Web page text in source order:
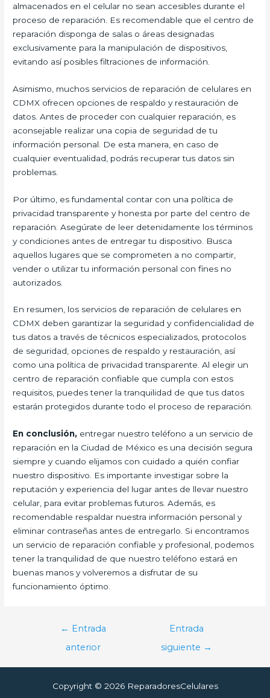
almacenados en el celular no sean accesibles durante el
proceso de reparación. Es recomendable que el centro de
reparación disponga de salas o áreas designadas
exclusivamente para la manipulación de dispositivos,
evitando así posibles filtraciones de información.
Asimismo, muchos servicios de reparación de celulares en
CDMX ofrecen opciones de respaldo y restauración de
datos. Antes de proceder con cualquier reparación, es
aconsejable realizar una copia de seguridad de tu
información personal. De esta manera, en caso de
cualquier eventualidad, podrás recuperar tus datos sin
problemas.
Por último, es fundamental contar con una política de
privacidad transparente y honesta por parte del centro de
reparación. Asegúrate de leer detenidamente los términos
y condiciones antes de entregar tu dispositivo. Busca
aquellos lugares que se comprometen a no compartir,
vender o utilizar tu información personal con fines no
autorizados.
En resumen, los servicios de reparación de celulares en
CDMX deben garantizar la seguridad y confidencialidad de
tus datos a través de técnicos especializados, protocolos
de seguridad, opciones de respaldo y restauración, así
como una política de privacidad transparente. Al elegir un
centro de reparación confiable que cumpla con estos
requisitos, puedes tener la tranquilidad de que tus datos
estarán protegidos durante todo el proceso de reparación.
En conclusión, entregar nuestro teléfono a un servicio de
reparación en la Ciudad de México es una decisión segura
siempre y cuando elijamos con cuidado a quién confiar
nuestro dispositivo. Es importante investigar sobre la
reputación y experiencia del lugar antes de llevar nuestro
celular, para evitar problemas futuros. Además, es
recomendable respaldar nuestra información personal y
eliminar contraseñas antes de entregarlo. Si encontramos
un servicio de reparación confiable y profesional, podemos
tener la tranquilidad de que nuestro teléfono estará en
buenas manos y volveremos a disfrutar de su
funcionamiento óptimo.
Navegación
entradas
← Entrada
anterior
Entrada
siguiente →
Copyright © 2026 ReparadoresCelulares